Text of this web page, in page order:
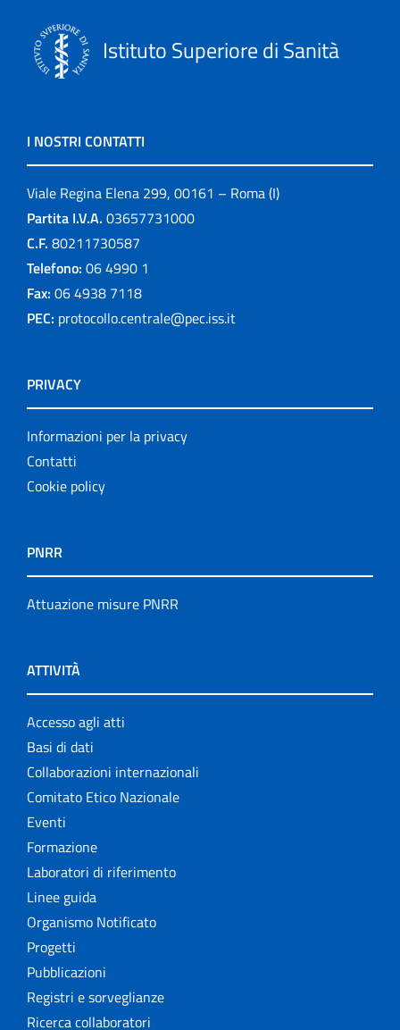
Istituto Superiore di Sanità
I NOSTRI CONTATTI
Viale Regina Elena 299, 00161 – Roma (I)
Partita I.V.A. 03657731000
C.F. 80211730587
Telefono: 06 4990 1
Fax: 06 4938 7118
PEC: protocollo.centrale@pec.iss.it
PRIVACY
Informazioni per la privacy
Contatti
Cookie policy
PNRR
Attuazione misure PNRR
ATTIVITÀ
Accesso agli atti
Basi di dati
Collaborazioni internazionali
Comitato Etico Nazionale
Eventi
Formazione
Laboratori di riferimento
Linee guida
Organismo Notificato
Progetti
Pubblicazioni
Registri e sorveglianze
Ricerca collaboratori